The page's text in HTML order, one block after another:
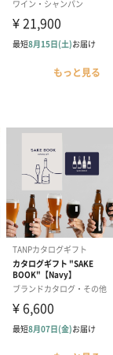
もっと見る